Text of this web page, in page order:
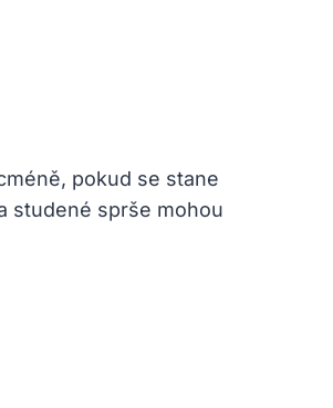
pokud se stane
studené sprše mohou